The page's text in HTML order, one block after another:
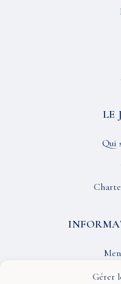
Gérer
LE
Qui